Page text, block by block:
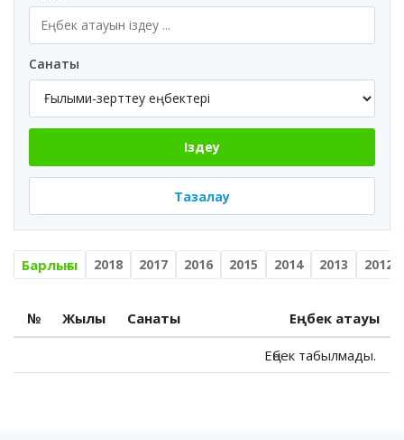
Санаты
Іздеу
Тазалау
Барлығы 2018 2017 2016 2015 2014 2013 2012
№ Жылы Санаты Еңбек атауы
Еңбек табылмады.